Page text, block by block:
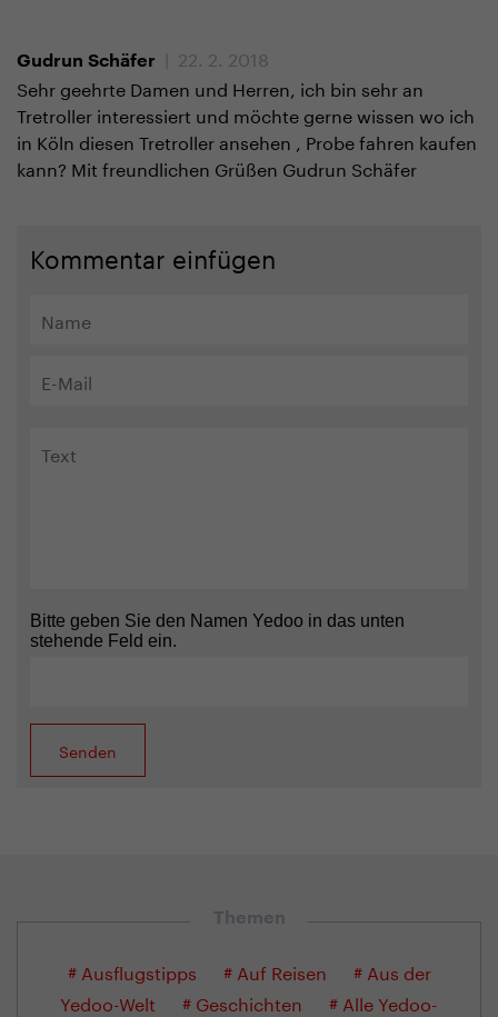
Gudrun Schäfer
| 22. 2. 2018
Sehr geehrte Damen und Herren, ich bin sehr an
Tretroller interessiert und möchte gerne wissen wo ich
in Köln diesen Tretroller ansehen , Probe fahren kaufen
kann? Mit freundlichen Grüßen Gudrun Schäfer
Kommentar einfügen
Bitte geben Sie den Namen Yedoo in das unten
stehende Feld ein.
Themen
# Ausflugstipps # Auf Reisen
# Aus der
Yedoo-Welt
# Geschichten
# Alle Yedoo-